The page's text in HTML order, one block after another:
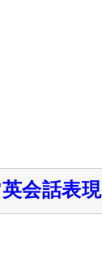
会話表現